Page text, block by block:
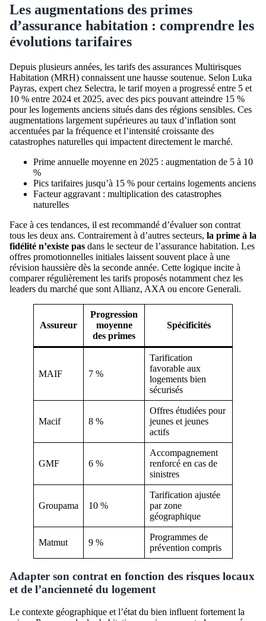
Les augmentations des primes
d’assurance habitation : comprendre les
évolutions tarifaires
Depuis plusieurs années, les tarifs des assurances Multirisques
Habitation (MRH) connaissent une hausse soutenue. Selon Luka
Payras, expert chez Selectra, le tarif moyen a progressé entre 5 et
10 % entre 2024 et 2025, avec des pics pouvant atteindre 15 %
pour les logements anciens situés dans des régions sensibles. Ces
augmentations largement supérieures au taux d’inflation sont
accentuées par la fréquence et l’intensité croissante des
catastrophes naturelles qui impactent directement le marché.
Prime annuelle moyenne en 2025 : augmentation de 5 à 10
%
Pics tarifaires jusqu’à 15 % pour certains logements anciens
Facteur aggravant : multiplication des catastrophes
naturelles
Face à ces tendances, il est recommandé d’évaluer son contrat
tous les deux ans. Contrairement à d’autres secteurs, la prime à la
fidélité n’existe pas dans le secteur de l’assurance habitation. Les
offres promotionnelles initiales laissent souvent place à une
révision haussière dès la seconde année. Cette logique incite à
comparer régulièrement les tarifs proposés notamment chez les
leaders du marché que sont Allianz, AXA ou encore Generali.
Assureur
Progression
moyenne
des primes
Spécificités
MAIF 7 %
Tarification
favorable aux
logements bien
sécurisés
Macif 8 %
Offres étudiées pour
jeunes et jeunes
actifs
GMF 6 %
Accompagnement
renforcé en cas de
sinistres
Groupama 10 %
Tarification ajustée
par zone
géographique
Matmut 9 %
Programmes de
prévention compris
Adapter son contrat en fonction des risques locaux
et de l’ancienneté du logement
Le contexte géographique et l’état du bien influent fortement la